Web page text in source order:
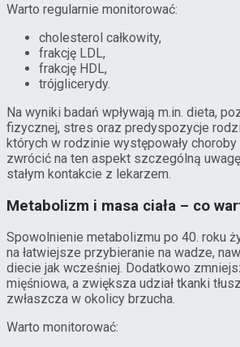
Warto regularnie monitorować:
cholesterol całkowity,
frakcję LDL,
frakcję HDL,
trójglicerydy.
Na wyniki badań wpływają m.in. dieta,
fizycznej, stres oraz predyspozycje
których w rodzinie występowały
zwrócić na ten aspekt szczególną
stałym kontakcie z lekarzem.
Metabolizm i masa ciała – co
Spowolnienie metabolizmu po 40. roku
na łatwiejsze przybieranie na wadze,
diecie jak wcześniej. Dodatkowo
mięśniowa, a zwiększa udział tkanki
zwłaszcza w okolicy brzucha.
Warto monitorować: